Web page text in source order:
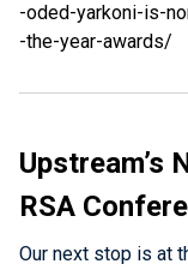
-oded-yarkoni-is-
-the-year-awards/
Upstream’s
RSA
Our next stop is at